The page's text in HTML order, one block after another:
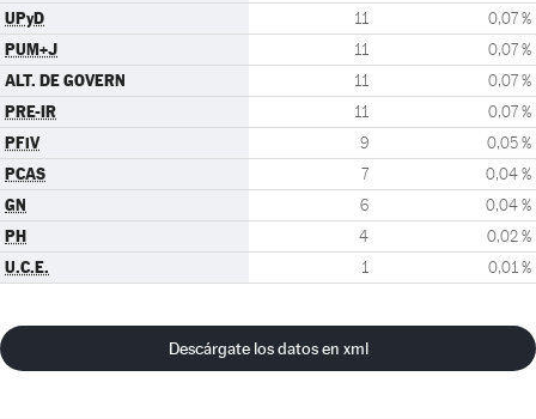
UPyD 11 0,07 %
PUM+J 11 0,07 %
ALT. DE GOVERN 11 0,07 %
PRE-IR 11 0,07 %
PFiV 9 0,05 %
PCAS 7 0,04 %
GN 6 0,04 %
PH 4 0,02 %
U.C.E. 1 0,01 %
Descárgate los datos en xml